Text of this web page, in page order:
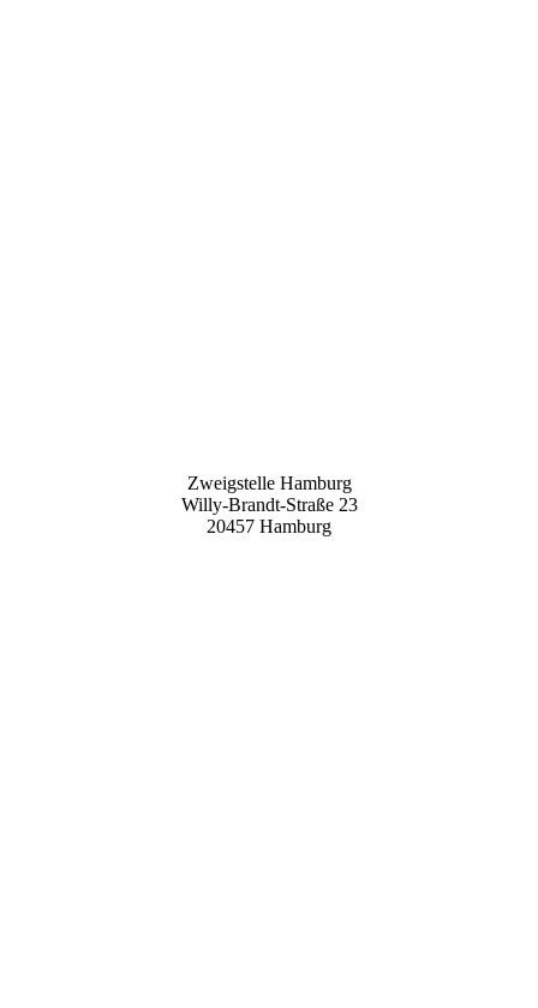
Zweigstelle Hamburg
Willy-Brandt-Straße 23
20457 Hamburg